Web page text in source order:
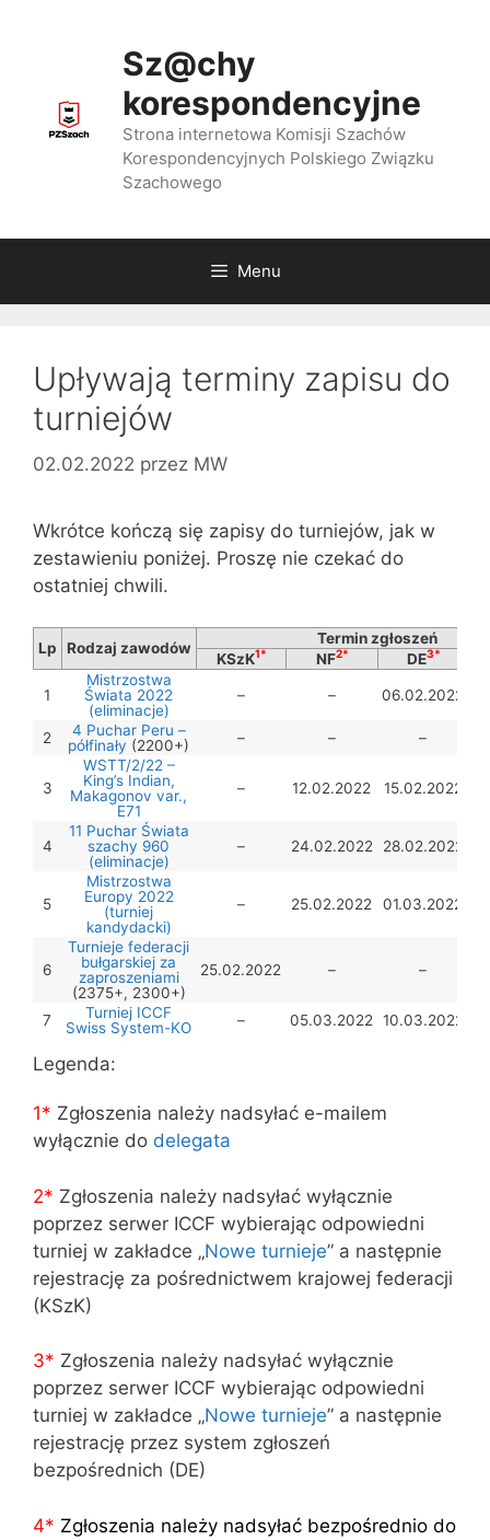
Sz@chy
korespondencyjne
Strona internetowa Komisji Szachów
Korespondencyjnych Polskiego Związku
Szachowego
Menu
Upływają terminy zapisu do
turniejów
02.02.2022 przez MW
Wkrótce kończą się zapisy do turniejów, jak w
zestawieniu poniżej. Proszę nie czekać do
ostatniej chwili.
Lp Rodzaj zawodów
Termin zgłoszeń
KSzK1* NF2* DE3*
1
Mistrzostwa
Świata 2022
(eliminacje)
– – 06.02.2022
2
4 Puchar Peru –
półfinały (2200+) – – –
3
WSTT/2/22 –
King’s Indian,
Makagonov var.,
E71
– 12.02.2022 15.02.2022
4
11 Puchar Świata
szachy 960
(eliminacje)
– 24.02.2022 28.02.2022
5
Mistrzostwa
Europy 2022
(turniej
kandydacki)
– 25.02.2022 01.03.2022
6
Turnieje federacji
bułgarskiej za
zaproszeniami
(2375+, 2300+)
25.02.2022 – –
7
Turniej ICCF
Swiss System-KO
– 05.03.2022 10.03.2022
Legenda:
1* Zgłoszenia należy nadsyłać e-mailem
wyłącznie do delegata
2* Zgłoszenia należy nadsyłać wyłącznie
poprzez serwer ICCF wybierając odpowiedni
turniej w zakładce „Nowe turnieje” a następnie
rejestrację za pośrednictwem krajowej federacji
(KSzK)
3* Zgłoszenia należy nadsyłać wyłącznie
poprzez serwer ICCF wybierając odpowiedni
turniej w zakładce „Nowe turnieje” a następnie
rejestrację przez system zgłoszeń
bezpośrednich (DE)
4* Zgłoszenia należy nadsyłać bezpośrednio do